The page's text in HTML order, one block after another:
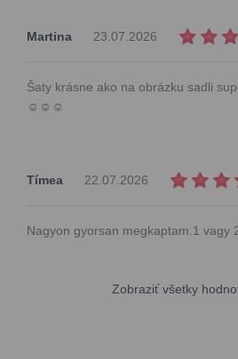
Martina 23.07.2026
Šaty krásne ako na obrázku sadli
☺️☺️☺️
Tímea 22.07.2026
Nagyon gyorsan megkaptam.1 vagy
Zobraziť všetky